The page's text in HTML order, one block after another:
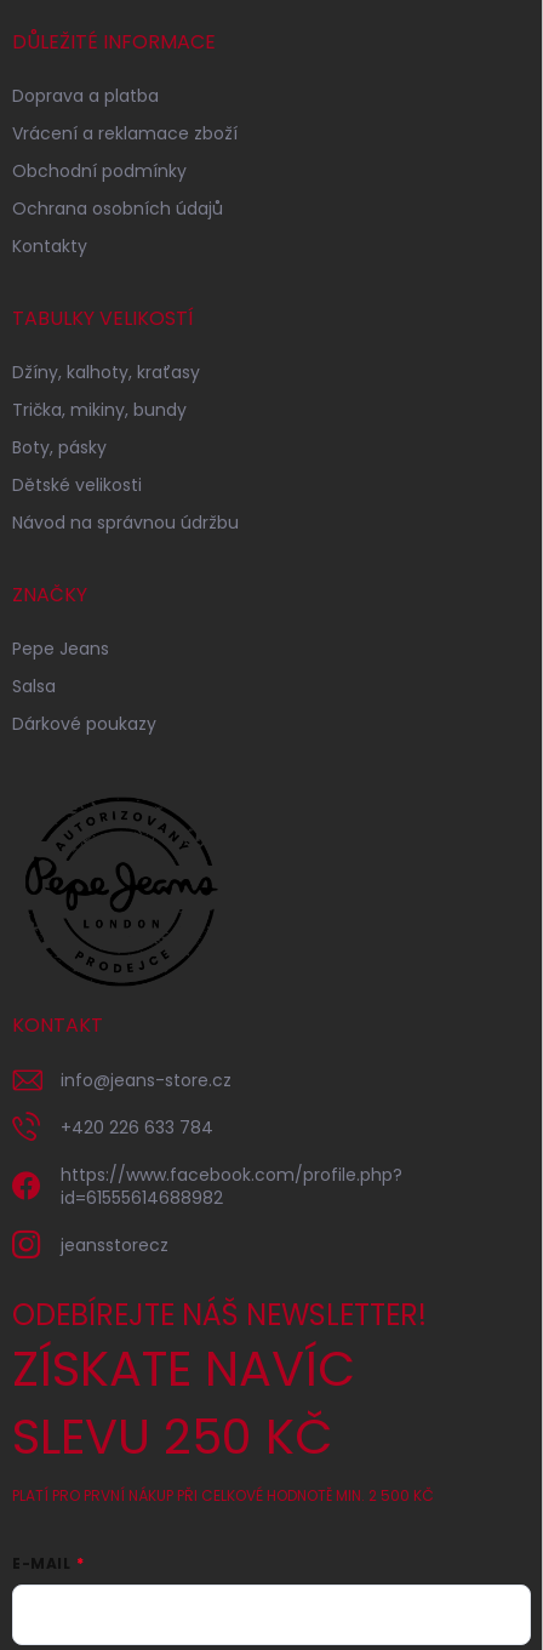
DŮLEŽITÉ INFORMACE
Doprava a platba
Vrácení a reklamace zboží
Obchodní podmínky
Ochrana osobních údajů
Kontakty
TABULKY VELIKOSTÍ
Džíny, kalhoty, kraťasy
Trička, mikiny, bundy
Boty, pásky
Dětské velikosti
Návod na správnou údržbu
ZNAČKY
Pepe Jeans
Salsa
Dárkové poukazy
KONTAKT
info@jeans-store.cz
+420 226 633 784
https://www.facebook.com/profile.php?
id=61555614688982
jeansstorecz
ODEBÍREJTE NÁŠ NEWSLETTER!
ZÍSKATE NAVÍC
SLEVU 250 KČ
PLATÍ PRO PRVNÍ NÁKUP PŘI CELKOVÉ HODNOTĚ MIN. 2 500 KČ
E-MAIL